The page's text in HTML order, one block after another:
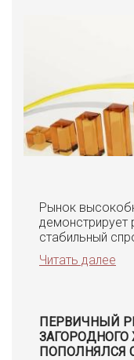
Рынок
демонстрирует
стабильный
Читать далее
ПЕРВИЧНЫЙ
ЗАГОРОДНОГО
ПОПОЛНЯЛСЯ